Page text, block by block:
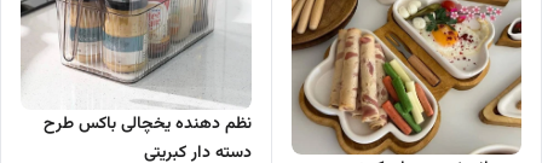
نظم دهنده یخچالی باکس طرح
دسته دار کبریتی